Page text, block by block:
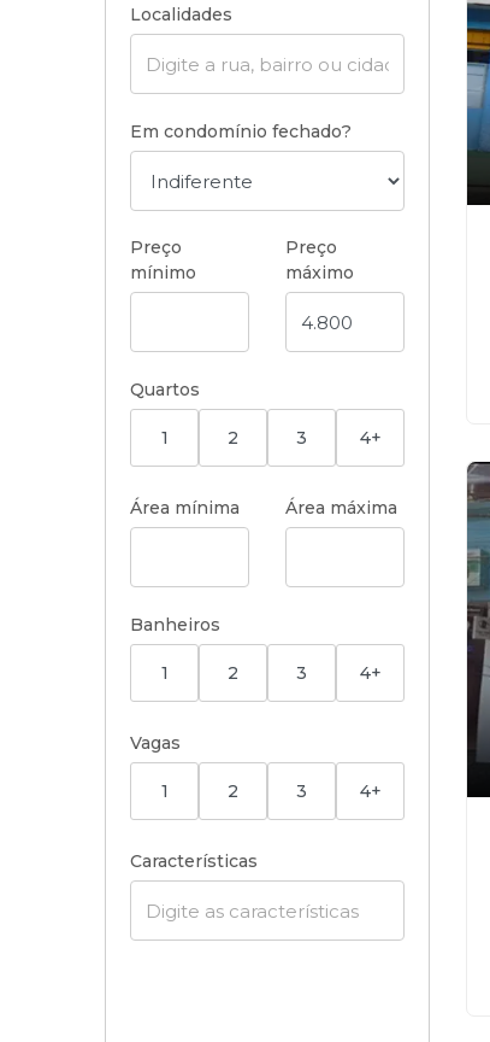
Localidades
Em condomínio fechado?
Preço
mínimo
Preço
máximo
Quartos
1 2 3 4+
Área mínima Área máxima
Banheiros
1 2 3 4+
Vagas
1 2 3 4+
Características